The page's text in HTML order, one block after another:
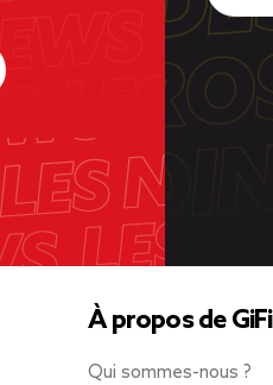
À propos de GiFi
Qui sommes-nous ?